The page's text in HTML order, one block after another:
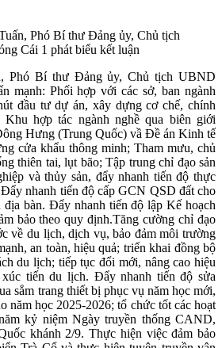
Phó Bí thư Đảng ủy, Chủ tịch
Cái 1 phát biểu kết luận
Phó Bí thư Đảng ủy, Chủ tịch UBND
mạnh: Phối hợp với các sở, ban ngành
đầu tư dự án, xây dựng cơ chế, chính
hợp tác ngành nghề qua biên giới
Hưng (Trung Quốc) vầ Đề án Kinh tế
cửa khẩu thông minh; Tham mưu, chủ
thiên tai, lụt bão; Tập trung chỉ đạo sản
và thủy sản, đẩy nhanh tiến độ thực
nhanh tiến độ cấp GCN QSD đất cho
địa bàn. Đẩy nhanh tiến độ lập Kế hoạch
bảo theo quy định.Tăng cường chỉ đạo
về du lịch, dịch vụ, bảo đảm môi trường
an toàn, hiệu quả; triển khai đồng bộ
du lịch; tiếp tục đổi mới, nâng cao hiệu
xúc tiến du lịch. Đẩy nhanh tiến độ sửa
sắm trang thiết bị phục vụ năm học mới,
năm học 2025-2026; tổ chức tốt các hoạt
kỷ niệm Ngày truyền thống CAND,
khánh 2/9. Thực hiện việc đảm bảo